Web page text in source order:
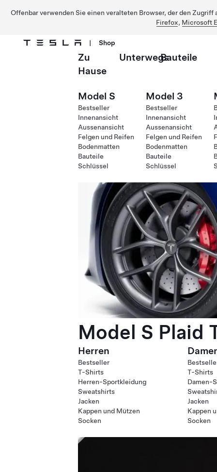
Offenbar verwenden Sie einen veralteten Browser, der den
Firefox, Microsoft
| Shop
Zu
Hause
UnterwegsBauteile
Model S
Bestseller
Innenansicht
Aussenansicht
Felgen und Reifen
Bodenmatten
Bauteile
Schlüssel
Model 3
Bestseller
Innenansicht
Aussenansicht
Felgen und Reifen
Bodenmatten
Bauteile
Schlüssel
Model S Plaid
Herren
Bestseller
T-Shirts
Herren-Sportkleidung
Sweatshirts
Jacken
Kappen und Mützen
Socken
T-Shirts
Damen-
Jacken
Kappen
Socken